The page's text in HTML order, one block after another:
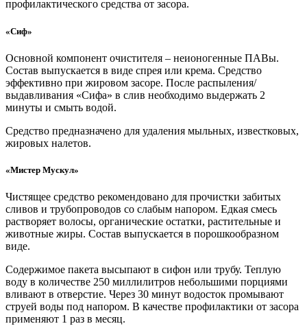
профилактического средства от засора.
«Сиф»
Основной компонент очистителя – неионогенные ПАВы.
Состав выпускается в виде спрея или крема. Средство
эффективно при жировом засоре. После распыления/
выдавливания «Сифа» в слив необходимо выдержать 2
минуты и смыть водой.
Средство предназначено для удаления мыльных, известковых,
жировых налетов.
«Мистер Мускул»
Чистящее средство рекомендовано для прочистки забитых
сливов и трубопроводов со слабым напором. Едкая смесь
растворяет волосы, органические остатки, растительные и
животные жиры. Состав выпускается в порошкообразном
виде.
Содержимое пакета высыпают в сифон или трубу. Теплую
воду в количестве 250 миллилитров небольшими порциями
вливают в отверстие. Через 30 минут водосток промывают
струей воды под напором. В качестве профилактики от засора
применяют 1 раз в месяц.